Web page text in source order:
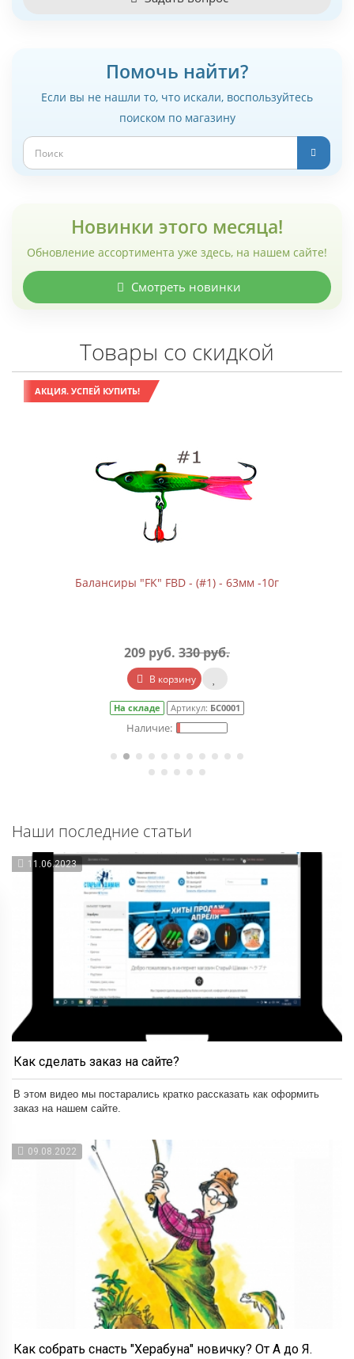
Помочь найти?
Если вы не нашли то, что искали, воспользуйтесь
поиском по магазину
Новинки этого месяца!
Обновление ассортимента уже здесь, на нашем сайте!
Смотреть новинки
Товары со скидкой
АКЦИЯ. УСПЕЙ КУПИТЬ!
Балансиры "FK" FBD - (#1) - 63мм -10г
209 руб. 330 руб.
В корзину
На складе Артикул: БС0001
Наши последние статьи
11.06.2023
Как сделать заказ на сайте?
В этом видео мы постарались кратко рассказать как оформить
заказ на нашем сайте.
09.08.2022
Как собрать снасть "Херабуна" новичку? От А до Я.